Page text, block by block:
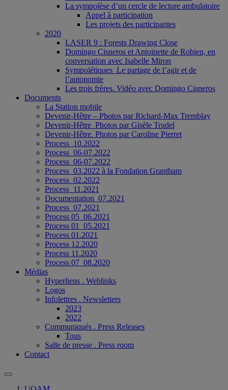
La sympoïèse d’un cercle de lecture ambulatoire
Appel à participation
Les projets des participantes
2020
LASER 9 : Forests Drawing Close
Domingo Cisneros et Antoinette de Robien, en
conversation avec Isabelle Miron
Sympoïétiques_Le partage de l’agir et de
l’autonomie
Les trois frères. Vidéo avec Domingo Cisneros
Documents
La Station mobile
Devenir-Hêtre – Photos par Richard-Max Tremblay
Devenir-Hêtre_Photos par Gisèle Trudel
Devenir-Hêtre. Photos par Caroline Pierret
Process_10.2022
Process_06-07.2022
Process_06-07.2022
Process_03.2022 à la Fondation Grantham
Process_02.2022
Process_11.2021
Documentation_07.2021
Process_07.2021
Process 05_06.2021
Process 01_05.2021
Process 01.2021
Process 12.2020
Process 11.2020
Process 07_08.2020
Médias
Hyperliens . Weblinks
Logos
Infolettres . Newsletters
2023
2022
Communiqués . Press Releases
Tous
Salle de presse . Press room
Contact